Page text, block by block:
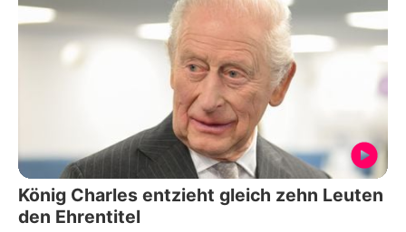
König Charles entzieht gleich zehn Leuten
den Ehrentitel